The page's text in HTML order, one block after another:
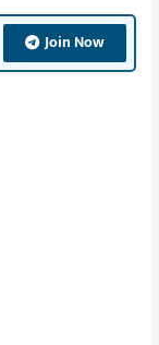
Join Now